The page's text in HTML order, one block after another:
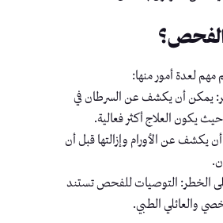
الفحص؟
لعدة أمور منها:
يمكن أن يكشف عن السرطان في
يكون العلاج أكثر فعالية.
يكشف عن الأورام وإزالتها قبل أن
على الخطر: التوصيات للفحص تستند
والعائلي الطبي.